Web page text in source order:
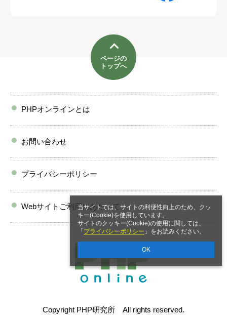
当サイトでは、サイトの利便性向上のため、クッ
キー(Cookie)を使用しています。
サイトのクッキー(Cookie)の使用に関しては、
「 プライバシーポリシー 」をお読みください。
OK
ページの
トップへ
PHPオンラインとは
お問い合わせ
プライバシーポリシー
Webサイトご利用にあたって
Copyright PHP研究所 All rights reserved.